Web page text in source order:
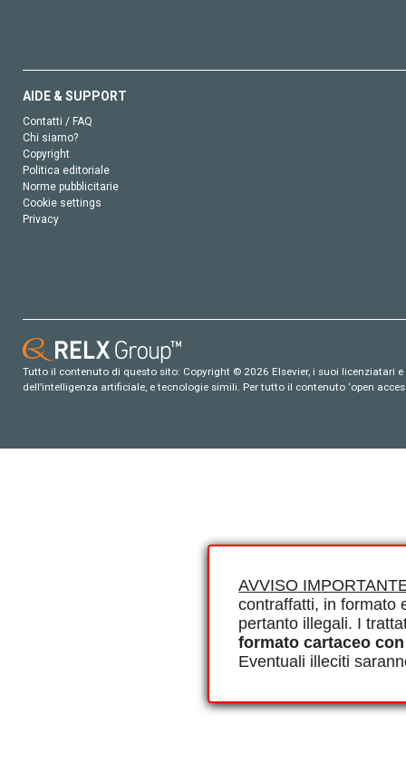
AVVISO
contraffatti, in formato
pertanto illegali. I
formato cartaceo
Eventuali illeciti
AIDE & SUPPORT
Contatti / FAQ
Chi siamo?
Copyright
Politica editoriale
Norme pubblicitarie
Cookie settings
Privacy
Tutto il contenuto di questo sito: Copyright © 2026 Elsevier, i suoi
dell’intelligenza artificiale, e tecnologie simili. Per tutto il contenuto ‘open